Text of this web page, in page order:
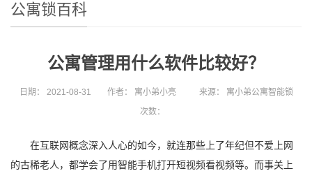
公寓锁百科
公寓管理用什么软件比较好？
日期： 2021-08-31 作者： 寓小弟小亮 来源：
寓小弟公寓智能锁
次数：
在互联网概念深入人心的如今，就连那些上了年纪但不爱上网
的古稀老人，都学会了用智能手机打开短视频看视频等。而事关上